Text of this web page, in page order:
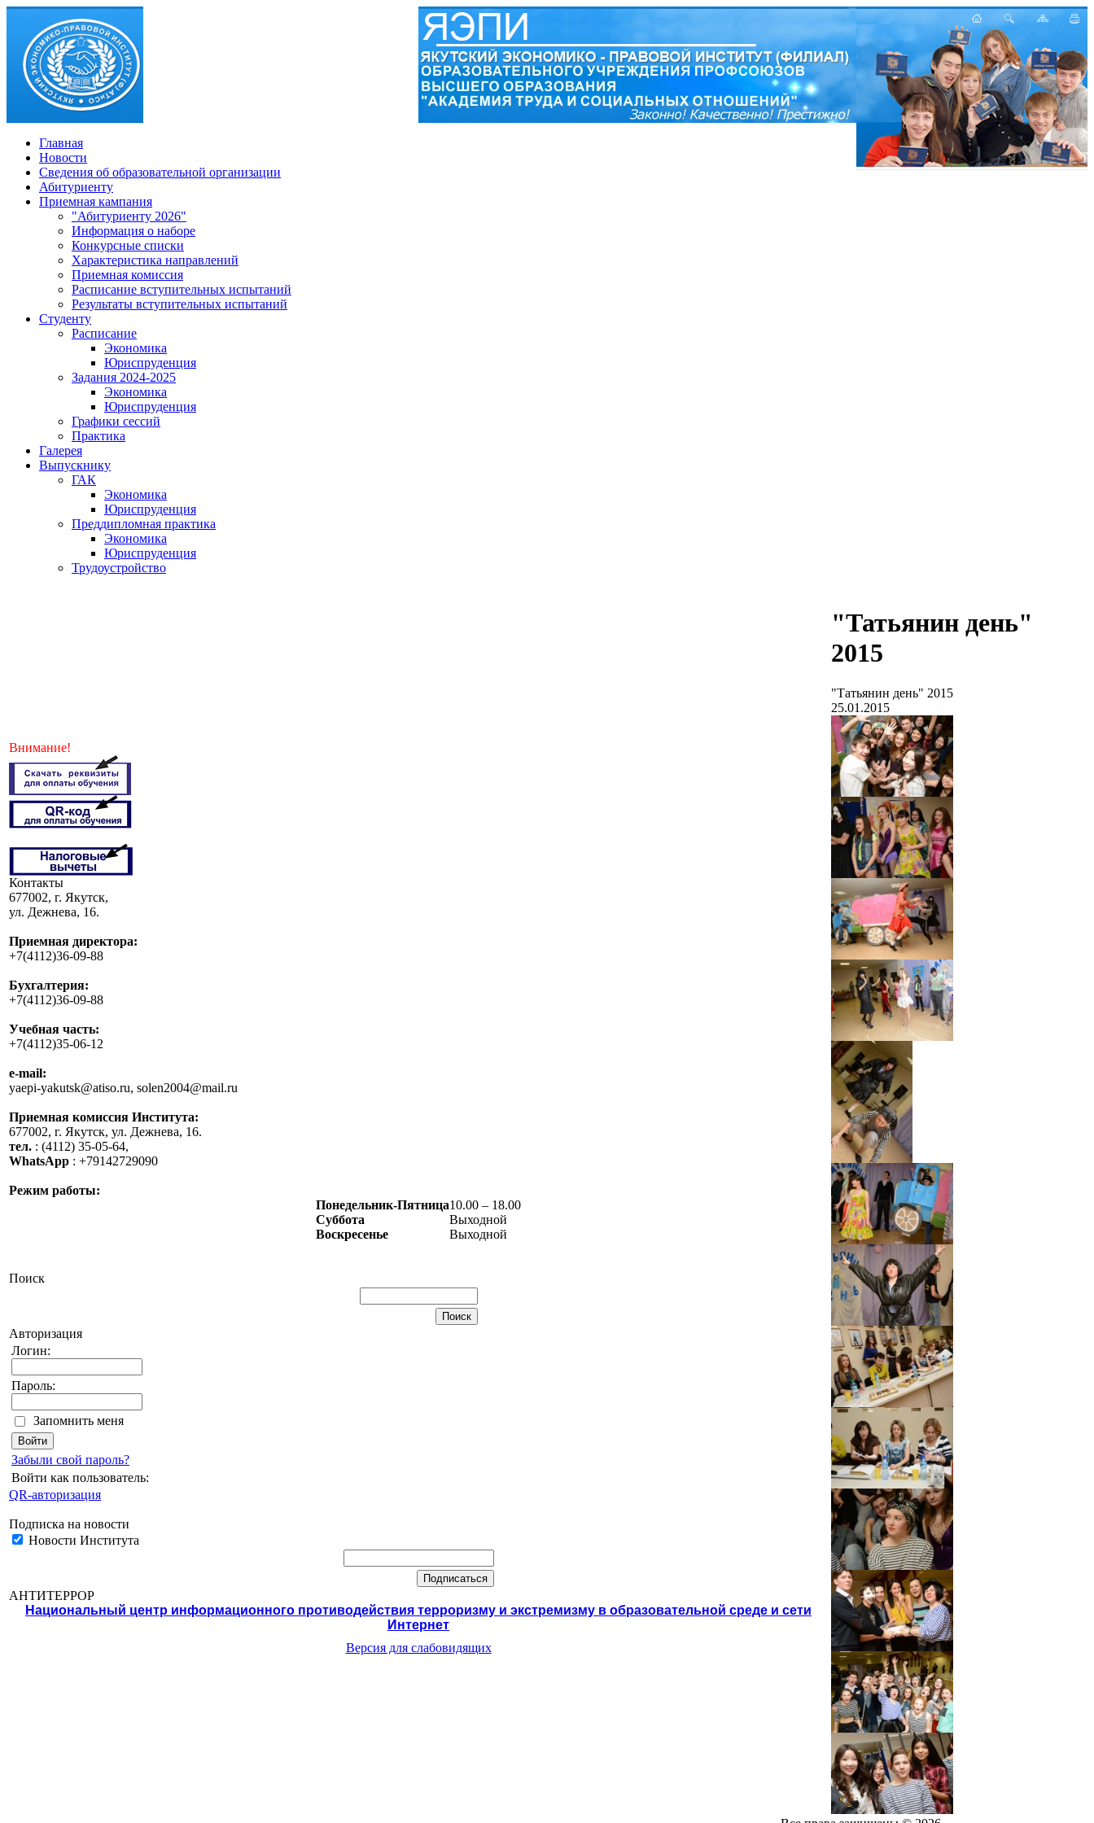
Главная
Новости
Сведения об образовательной организации
Абитуриенту
Приемная кампания
"Абитуриенту 2026"
Информация о наборе
Конкурсные списки
Характеристика направлений
Приемная комиссия
Расписание вступительных испытаний
Результаты вступительных испытаний
Студенту
Расписание
Экономика
Юриспруденция
Задания 2024-2025
Экономика
Юриспруденция
Графики сессий
Практика
Галерея
Выпускнику
ГАК
Экономика
Юриспруденция
Преддипломная практика
Экономика
Юриспруденция
Трудоустройство
Внимание!
Контакты
677002, г. Якутск,
ул. Дежнева, 16.
Приемная директора:
+7(4112)36-09-88
Бухгалтерия:
+7(4112)36-09-88
Учебная часть:
+7(4112)35-06-12
e-mail:
yaepi-yakutsk@atiso.ru, solen2004@mail.ru
Приемная комиссия Института:
677002, г. Якутск, ул. Дежнева, 16.
тел. : (4112) 35-05-64,
WhatsApp : +79142729090
Режим работы:
Понедельник-Пятница10.00 – 18.00
Суббота
Выходной
Воскресенье
Выходной
Поиск
Авторизация
Логин:
Пароль:
Запомнить меня
Забыли свой пароль?
Войти как пользователь:
QR-авторизация
Подписка на новости
Новости Института
АНТИТЕРРОР
Национальный центр информационного противодействия терроризму и экстремизму в образовательной среде и сети
Интернет
Версия для слабовидящих
"Татьянин день"
2015
"Татьянин день" 2015
25.01.2015